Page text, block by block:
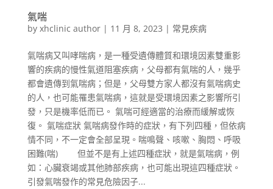
氣喘
by xhclinic author| 11 月 8, 2023 | 常見疾病
氣喘病又叫哮喘病，是一種受遺傳體質和環境因素雙重影
響的疾病的慢性氣道阻塞疾病，父母都有氣喘的人，幾乎
都會遺傳到氣喘病；但是，父母雙方家人都沒有氣喘病史
的人，也可能罹患氣喘病，這就是受環境因素之影響所引
發，只是機率低而已。 氣喘可經適當的治療而緩解或恢
復。 氣喘症狀 氣喘病發作時的症狀，有下列四種，但依病
情不同，不一定會全部呈現。喘鳴聲、咳嗽、胸悶、呼吸
困難(喘) 但並不是有上述四種症狀，就是氣喘病，例
如：心臟衰竭或其他肺部疾病，也可能出現這四種症狀。
引發氣喘發作的常見危險因子...